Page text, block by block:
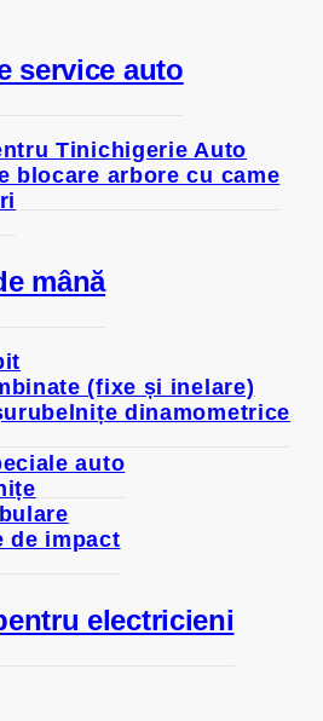
service auto
Tinichigerie Auto
blocare arbore cu came
mână
(fixe și inelare)
dinamometrice
auto
de impact
electricieni